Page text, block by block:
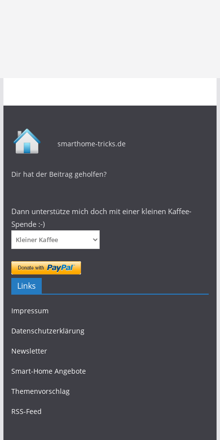
smarthome-tricks.de
Dir hat der Beitrag geholfen?
Dann unterstütze mich doch mit einer kleinen Kaffee-
Spende :-)
Links
Impressum
Datenschutzerklärung
Newsletter
Smart-Home Angebote
Themenvorschlag
RSS-Feed